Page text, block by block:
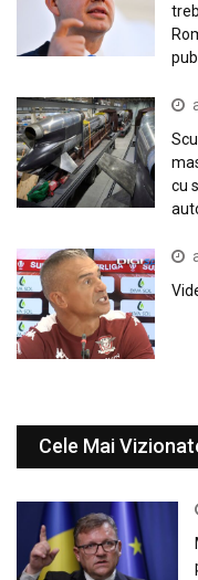
cu
Cele Mai